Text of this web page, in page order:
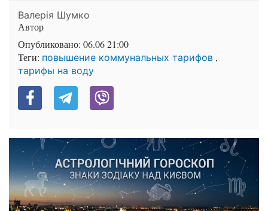
Валерія Шумко
Автор
Опубликовано: 06.06 21:00
Теги: повышение коммунальных тарифов ,
тарифы на воду